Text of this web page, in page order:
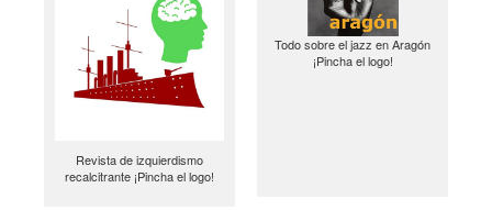
Revista de izquierdismo
recalcitrante ¡Pincha el logo!
Todo sobre el jazz en Aragón
¡Pincha el logo!